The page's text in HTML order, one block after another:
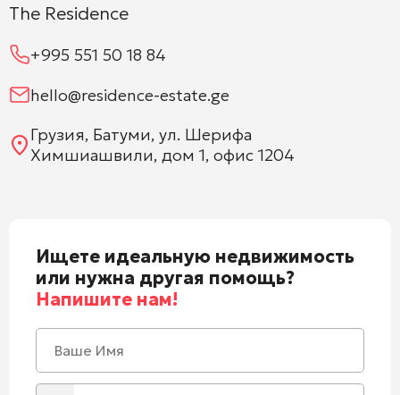
The Residence
+995 551 50 18 84
hello@residence-estate.ge
Грузия, Батуми, ул. Шерифа
Химшиашвили, дом 1, офис 1204
Ищете идеальную недвижимость
или нужна другая помощь?
Напишите нам!